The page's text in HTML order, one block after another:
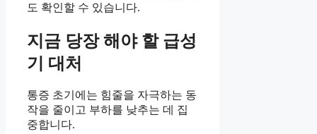
도 확인할 수 있습니다.
지금 당장 해야 할 급성
기 대처
통증 초기에는 힘줄을 자극하는 동
작을 줄이고 부하를 낮추는 데 집
중합니다.